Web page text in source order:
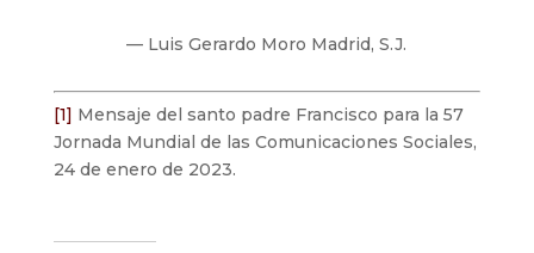
— Luis Gerardo Moro Madrid, S.J.
[1] Mensaje del santo padre Francisco para la 57
Jornada Mundial de las Comunicaciones Sociales,
24 de enero de 2023.